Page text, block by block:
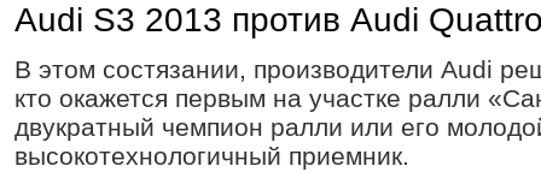
Audi S3 2013 против Audi
В этом состязании, производители Audi
кто окажется первым на участке ралли
двукратный чемпион ралли или его
высокотехнологичный приемник.